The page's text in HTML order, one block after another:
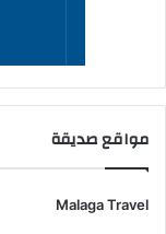
مواقع صديقة
Malaga Travel